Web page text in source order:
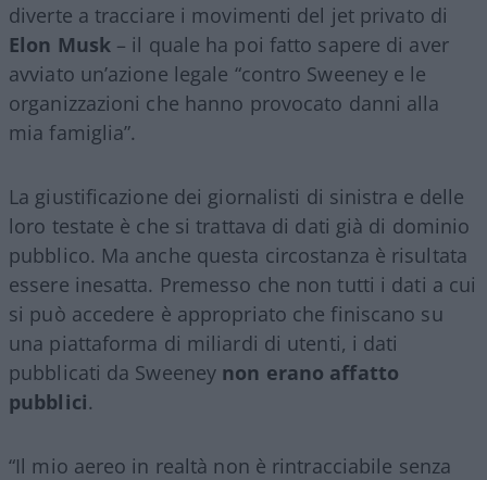
diverte a tracciare i movimenti del jet privato di
Elon Musk– il quale ha poi fatto sapere di aver
avviato un’azione legale “contro Sweeney e le
organizzazioni che hanno provocato danni alla
mia famiglia”.
La giustificazione dei giornalisti di sinistra e delle
loro testate è che si trattava di dati già di dominio
pubblico. Ma anche questa circostanza è risultata
essere inesatta. Premesso che non tutti i dati a cui
si può accedere è appropriato che finiscano su
una piattaforma di miliardi di utenti, i dati
pubblicati da Sweeney non erano affatto
pubblici.
“Il mio aereo in realtà non è rintracciabile senza